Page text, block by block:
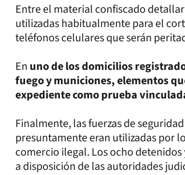
Entre el material confiscado
utilizadas habitualmente para el
teléfonos celulares que serán
Enuno de los domicilios
fuego y municiones, elementos
expediente como prueba
Finalmente, las fuerzas de
presuntamente eran utilizadas por
comercio ilegal. Los ocho
a disposición de las autoridades